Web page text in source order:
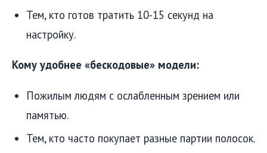
Тем, кто готов тратить 10-15 секунд на
настройку.
Кому удобнее «бескодовые» модели:
Пожилым людям с ослабленным зрением или
памятью.
Тем, кто часто покупает разные партии полосок.